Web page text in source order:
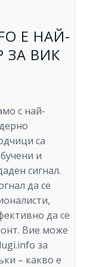
Е НАЙ-
ЗА ВИК
с най-
са
и
сигнал.
да се
да се
Вие може
за
– какво е